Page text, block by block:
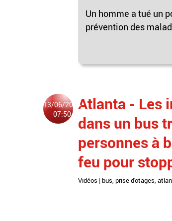
Un homme a tué un
prévention des
13/06/2024
07:50
Atlanta - Les
dans un bus
personnes à
feu pour
Vidéos | bus prise d'otages